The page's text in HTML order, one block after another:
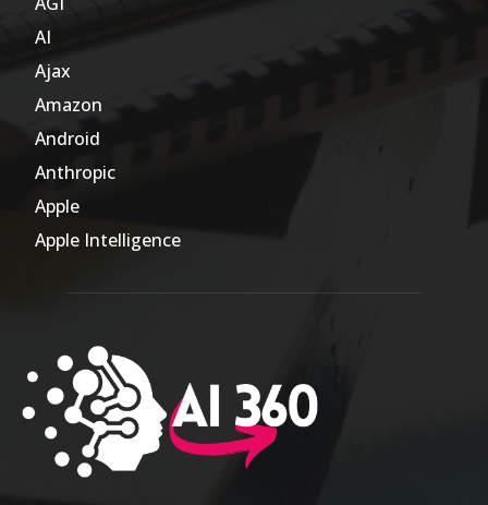
AI
Ajax
Amazon
Android
Anthropic
Apple
Apple Intelligence